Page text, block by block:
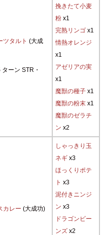
ツタルト (大成
ーン STR・
挽きたて小麦
粉x1
完熟リンゴx1
情熱オレンジ
x1
アゼリアの実
x1
魔獣の種子x1
魔獣の粉末x1
魔獣のゼラチ
ン x2
カレー (大成功)
しゃっきり玉
ネギx3
ほっくりポテ
ト x3
泥付きニンジ
ン x3
ドラゴンビー
ンズx2